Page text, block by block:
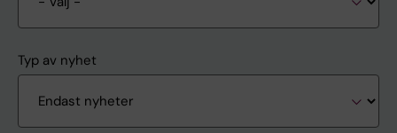
Typ av nyhet